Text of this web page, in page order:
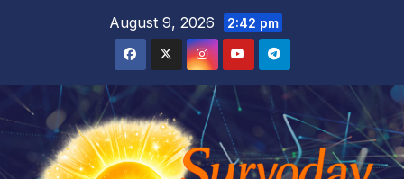
August 9, 2026 2:42 pm